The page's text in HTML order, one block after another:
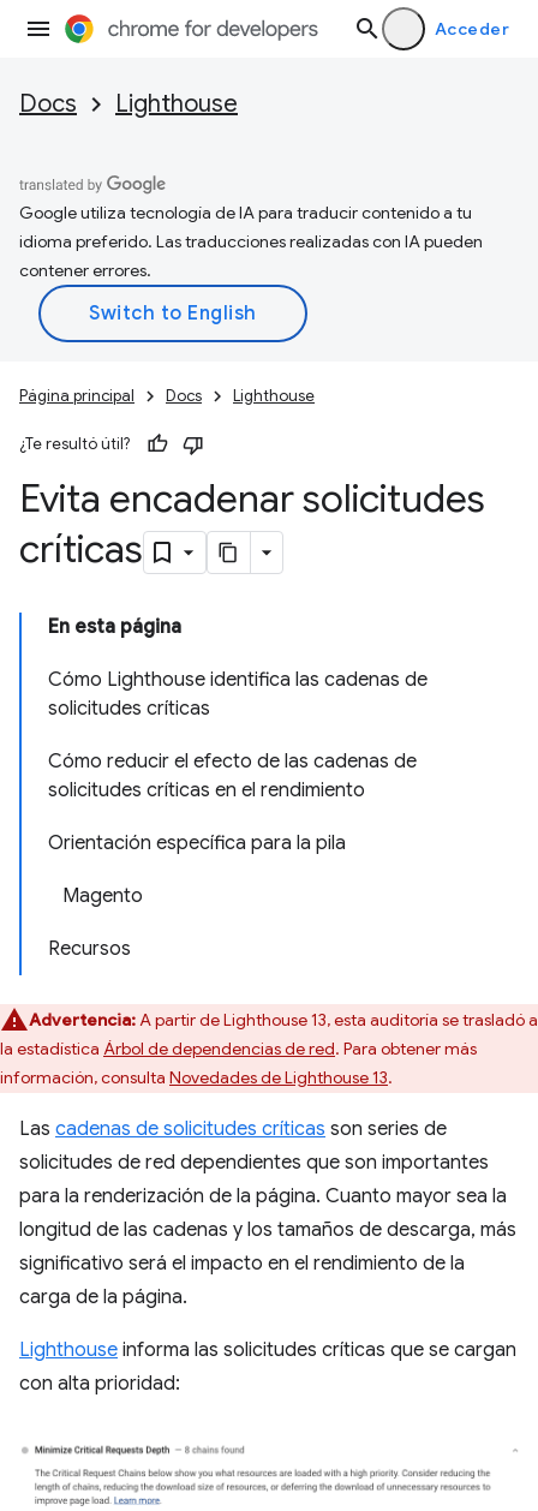
Acceder
Docs Lighthouse
Google utiliza tecnología de IA para traducir contenido a tu
idioma preferido. Las traducciones realizadas con IA pueden
contener errores.
Página principal Docs Lighthouse
¿Te resultó útil?
Evita encadenar solicitudes
críticas
En esta página
Cómo Lighthouse identifica las cadenas de
solicitudes críticas
Cómo reducir el efecto de las cadenas de
solicitudes críticas en el rendimiento
Orientación específica para la pila
Magento
Recursos
Advertencia:A partir de Lighthouse 13, esta auditoría se trasladó a
la estadística Árbol de dependencias de red. Para obtener más
información, consulta Novedades de Lighthouse 13.
Las cadenas de solicitudes críticas son series de
solicitudes de red dependientes que son importantes
para la renderización de la página. Cuanto mayor sea la
longitud de las cadenas y los tamaños de descarga, más
significativo será el impacto en el rendimiento de la
carga de la página.
Lighthouse informa las solicitudes críticas que se cargan
con alta prioridad: